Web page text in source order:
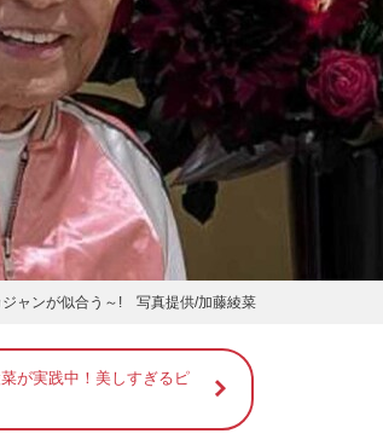
ジャンが似合う～! 写真提供/加藤綾菜
が実践中！美しすぎるピ